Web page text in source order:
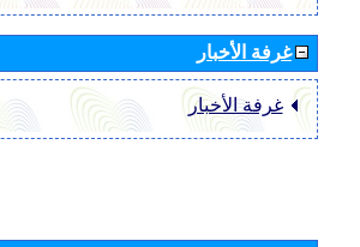
غرفة الأخبار
غرفة الأخبار